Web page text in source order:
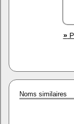
»
Noms similaires